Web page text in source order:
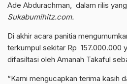
Ade Abdurachman, dalam rilis
Sukabumihitz.com.
Di akhir acara panitia
terkumpul sekitar Rp 157.000.000
difasiltasi oleh Amanah Takaful
“Kami mengucapkan terima kasih